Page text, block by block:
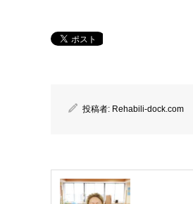
投稿者: Rehabili-dock.com